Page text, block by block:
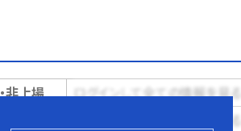
非上場
ログインして全ての情報を見る
ページ
ログインして全ての情報を見る